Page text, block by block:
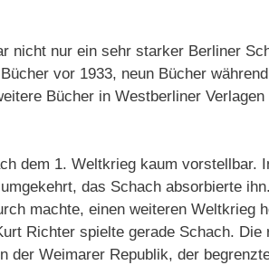
nicht nur ein sehr starker Berliner
vor 1933, neun Bücher
Bücher in Westberliner Verlagen
dem 1. Weltkrieg kaum vorstellbar.
das Schach absorbierte
machte, einen weiteren Weltkrieg
Richter spielte gerade Schach. Die
der Weimarer Republik, der